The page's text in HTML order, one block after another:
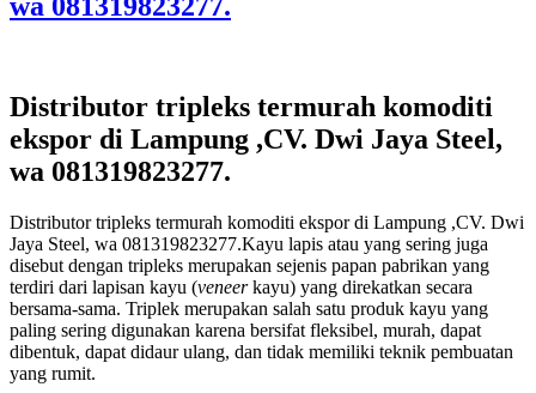
Distributor tripleks termurah komoditi
ekspor di Lampung ,CV. Dwi Jaya Steel,
wa 081319823277.
Distributor tripleks termurah komoditi ekspor di Lampung ,CV. Dwi
Jaya Steel, wa 081319823277.Kayu lapis atau yang sering juga
disebut dengan tripleks merupakan sejenis papan pabrikan yang
terdiri dari lapisan kayu (veneerkayu) yang direkatkan secara
bersama-sama. Triplek merupakan salah satu produk kayu yang
paling sering digunakan karena bersifat fleksibel, murah, dapat
dibentuk, dapat didaur ulang, dan tidak memiliki teknik pembuatan
yang rumit.